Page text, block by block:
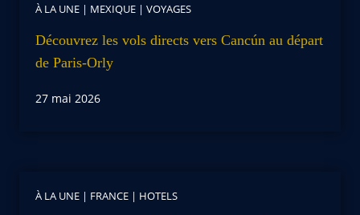
À LA UNE | MEXIQUE | VOYAGES
Découvrez les vols directs vers Cancún au départ
de Paris-Orly
27 mai 2026
À LA UNE | FRANCE | HOTELS